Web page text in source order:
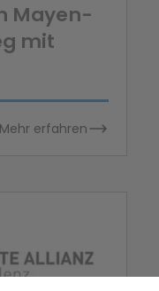
Mayen-
mit
Mehr erfahren